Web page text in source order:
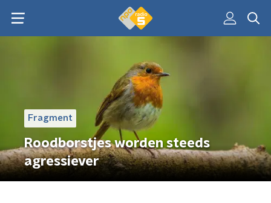
Fragment
Roodborstjes worden steeds
agressiever